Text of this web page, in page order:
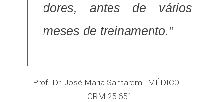
dores, antes de vários
meses de treinamento.”
Prof. Dr. José Maria Santarem | MÉDICO –
CRM 25.651